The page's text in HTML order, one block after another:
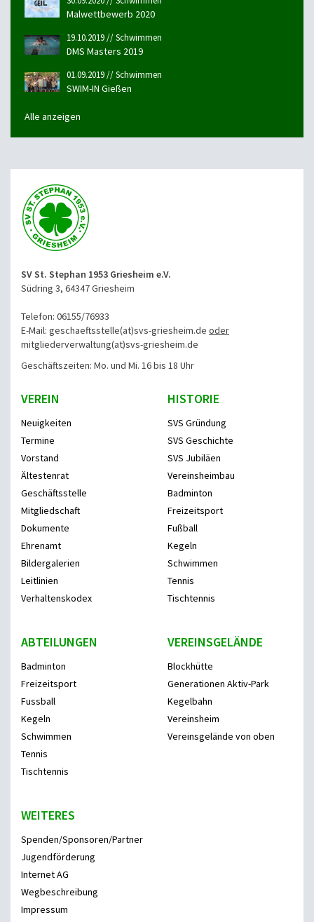
Malwettbewerb 2020
19.10.2019 // Schwimmen
DMS Masters 2019
01.09.2019 // Schwimmen
SWIM-IN Gießen
Alle anzeigen
SV St. Stephan 1953 Griesheim e.V.
Südring 3, 64347 Griesheim
Telefon: 06155/76933
E-Mail: geschaeftsstelle(at)svs-griesheim.de oder
mitgliederverwaltung(at)svs-griesheim.de
Geschäftszeiten: Mo. und Mi. 16 bis 18 Uhr
VEREIN
Neuigkeiten
Termine
Vorstand
Ältestenrat
Geschäftsstelle
Mitgliedschaft
Dokumente
Ehrenamt
Bildergalerien
Leitlinien
Verhaltenskodex
HISTORIE
SVS Gründung
SVS Geschichte
SVS Jubiläen
Vereinsheimbau
Badminton
Freizeitsport
Fußball
Kegeln
Schwimmen
Tennis
Tischtennis
ABTEILUNGEN
Badminton
Freizeitsport
Fussball
Kegeln
Schwimmen
Tennis
Tischtennis
VEREINSGELÄNDE
Blockhütte
Generationen Aktiv-Park
Kegelbahn
Vereinsheim
Vereinsgelände von oben
WEITERES
Spenden/Sponsoren/Partner
Jugendförderung
Internet AG
Wegbeschreibung
Impressum